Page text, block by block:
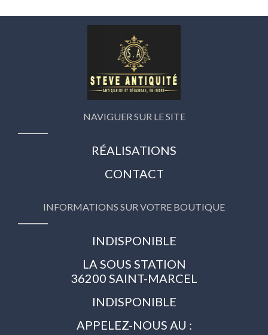
NAVIGUER SUR LE SITE
RÉALISATIONS
CONTACT
INFORMATIONS SUR VOTRE BOUTIQUE
INDISPONIBLE
LA SOUS STATION
36200 SAINT-MARCEL
INDISPONIBLE
APPELEZ-NOUS AU :